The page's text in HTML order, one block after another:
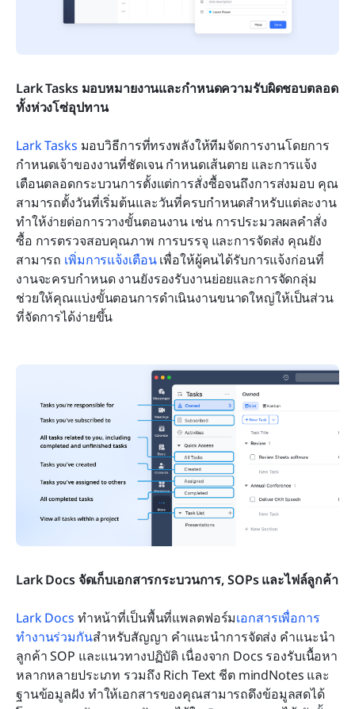
Lark Tasks มอบหมายงานและกำหนดความรับผิดชอบตลอด
ทั้งห่วงโซ่อุปทาน
Lark Tasks มอบวิธีการที่ทรงพลังให้ทีมจัดการงานโดยการ
กำหนดเจ้าของงานที่ชัดเจน กำหนดเส้นตาย และการแจ้ง
เตือนตลอดกระบวนการตั้งแต่การสั่งซื้อจนถึงการส่งมอบ คุณ
สามารถตั้งวันที่เริ่มต้นและวันที่ครบกำหนดสำหรับแต่ละงาน
ทำให้ง่ายต่อการวางขั้นตอนงาน เช่น การประมวลผลคำสั่ง
ซื้อ การตรวจสอบคุณภาพ การบรรจุ และการจัดส่ง คุณยัง
สามารถ เพิ่มการแจ้งเตือน เพื่อให้ผู้คนได้รับการแจ้งก่อนที่
งานจะครบกำหนด งานยังรองรับงานย่อยและการจัดกลุ่ม
ช่วยให้คุณแบ่งขั้นตอนการดำเนินงานขนาดใหญ่ให้เป็นส่วน
ที่จัดการได้ง่ายขึ้น
Lark Docs จัดเก็บเอกสารกระบวนการ, SOPs และไฟล์ลูกค้า
Lark Docs ทำหน้าที่เป็นพื้นที่แพลตฟอร์มเอกสารเพื่อการ
ทำงานร่วมกันสำหรับสัญญา คำแนะนำการจัดส่ง คำแนะนำ
ลูกค้า SOP และแนวทางปฏิบัติ เนื่องจาก Docs รองรับเนื้อหา
หลากหลายประเภท รวมถึง Rich Text ชีต mindNotes และ
ฐานข้อมูลฝัง ทำให้เอกสารของคุณสามารถดึงข้อมูลสดได้